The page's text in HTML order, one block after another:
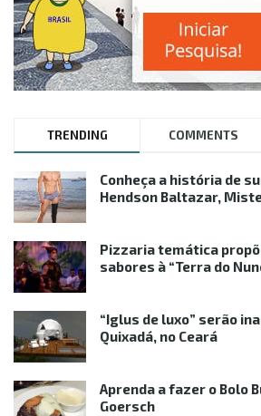
TRENDING COMMENTS
Conheça a história de
Hendson Baltazar,
Pizzaria temática
sabores à “Terra do
“Iglus de luxo” serão
Quixadá, no Ceará
Aprenda a fazer o Bolo
Goersch